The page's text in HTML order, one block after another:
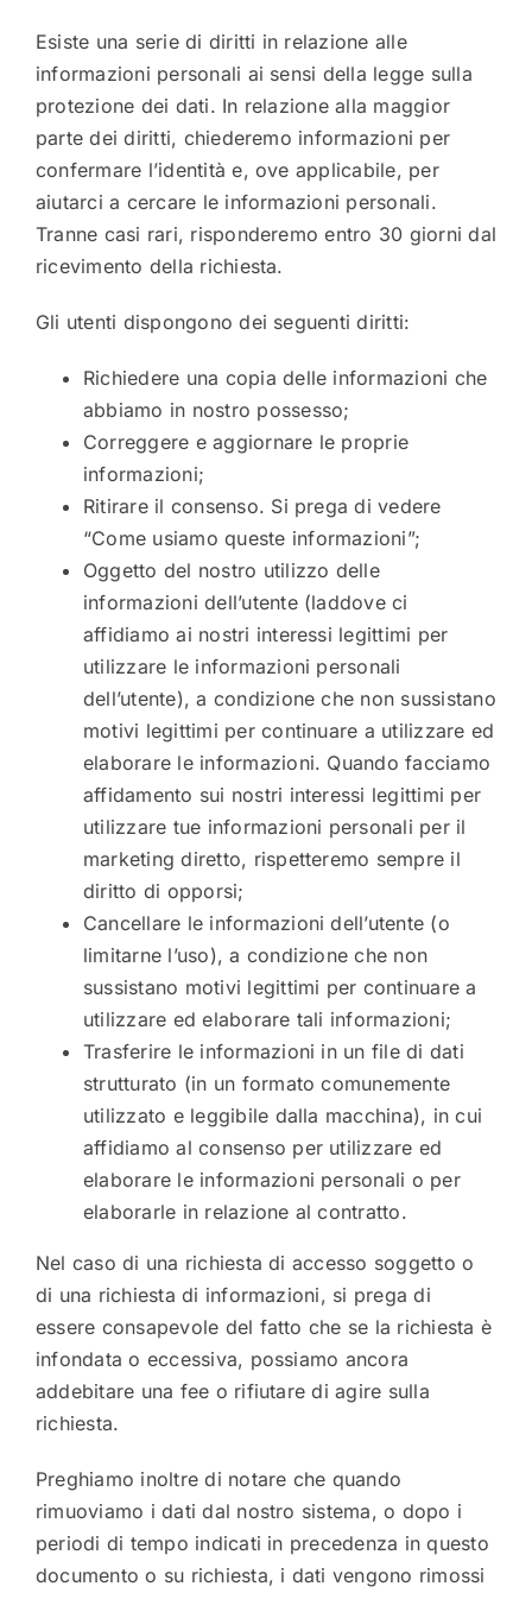
Esiste una serie di diritti in relazione alle
informazioni personali ai sensi della legge sulla
protezione dei dati. In relazione alla maggior
parte dei diritti, chiederemo informazioni per
confermare l’identità e, ove applicabile, per
aiutarci a cercare le informazioni personali.
Tranne casi rari, risponderemo entro 30 giorni dal
ricevimento della richiesta.
Gli utenti dispongono dei seguenti diritti:
Richiedere una copia delle informazioni che
abbiamo in nostro possesso;
Correggere e aggiornare le proprie
informazioni;
Ritirare il consenso. Si prega di vedere
“Come usiamo queste informazioni”;
Oggetto del nostro utilizzo delle
informazioni dell’utente (laddove ci
affidiamo ai nostri interessi legittimi per
utilizzare le informazioni personali
dell’utente), a condizione che non sussistano
motivi legittimi per continuare a utilizzare ed
elaborare le informazioni. Quando facciamo
affidamento sui nostri interessi legittimi per
utilizzare tue informazioni personali per il
marketing diretto, rispetteremo sempre il
diritto di opporsi;
Cancellare le informazioni dell’utente (o
limitarne l’uso), a condizione che non
sussistano motivi legittimi per continuare a
utilizzare ed elaborare tali informazioni;
Trasferire le informazioni in un file di dati
strutturato (in un formato comunemente
utilizzato e leggibile dalla macchina), in cui
affidiamo al consenso per utilizzare ed
elaborare le informazioni personali o per
elaborarle in relazione al contratto.
Nel caso di una richiesta di accesso soggetto o
di una richiesta di informazioni, si prega di
essere consapevole del fatto che se la richiesta è
infondata o eccessiva, possiamo ancora
addebitare una fee o rifiutare di agire sulla
richiesta.
Preghiamo inoltre di notare che quando
rimuoviamo i dati dal nostro sistema, o dopo i
periodi di tempo indicati in precedenza in questo
documento o su richiesta, i dati vengono rimossi